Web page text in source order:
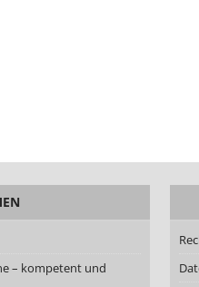
– kompetent und